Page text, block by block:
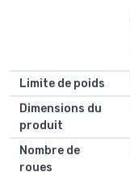
Limite de poids
Dimensions du
produit
Nombre de
roues